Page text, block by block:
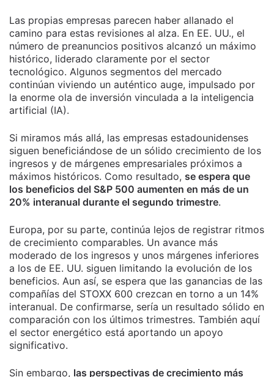
Las propias empresas parecen haber allanado el
camino para estas revisiones al alza. En EE. UU., el
número de preanuncios positivos alcanzó un máximo
histórico, liderado claramente por el sector
tecnológico. Algunos segmentos del mercado
continúan viviendo un auténtico auge, impulsado por
la enorme ola de inversión vinculada a la inteligencia
artificial (IA).
Si miramos más allá, las empresas estadounidenses
siguen beneficiándose de un sólido crecimiento de los
ingresos y de márgenes empresariales próximos a
máximos históricos. Como resultado, se espera que
los beneficios del S&P 500 aumenten en más de un
20% interanual durante el segundo trimestre.
Europa, por su parte, continúa lejos de registrar ritmos
de crecimiento comparables. Un avance más
moderado de los ingresos y unos márgenes inferiores
a los de EE. UU. siguen limitando la evolución de los
beneficios. Aun así, se espera que las ganancias de las
compañías del STOXX 600 crezcan en torno a un 14%
interanual. De confirmarse, sería un resultado sólido en
comparación con los últimos trimestres. También aquí
el sector energético está aportando un apoyo
significativo.
Sin embargo, las perspectivas de crecimiento más